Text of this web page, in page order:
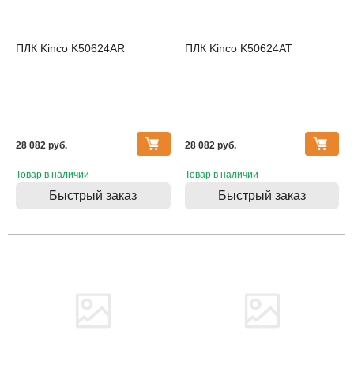
ПЛК Kinco K50624AR
28 082 pуб.
Товар в наличии
Быстрый заказ
ПЛК Kinco K50624AT
28 082 pуб.
Товар в наличии
Быстрый заказ